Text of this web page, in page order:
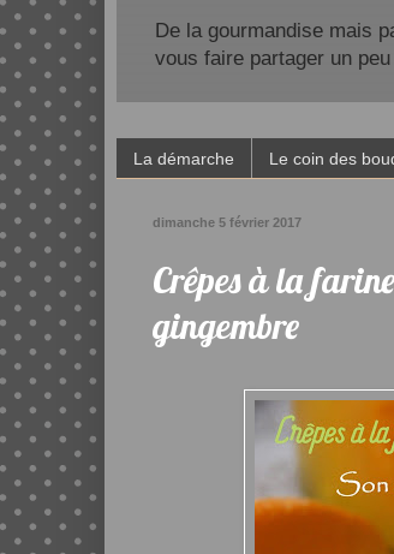
De la gourmandise mais
vous faire partager un
La démarche Le coin des
dimanche 5 février 2017
Crêpes à la
gingembre